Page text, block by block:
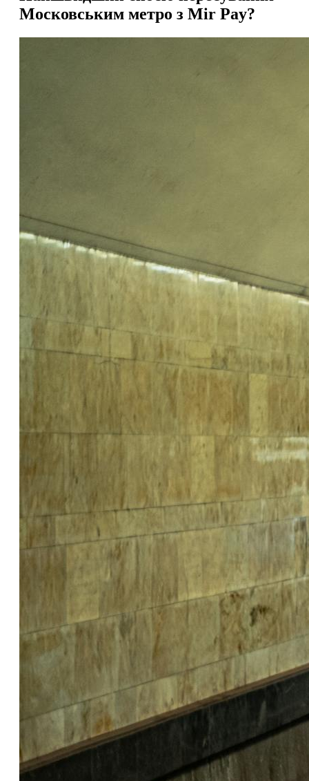
Московським метро з Mir Pay?